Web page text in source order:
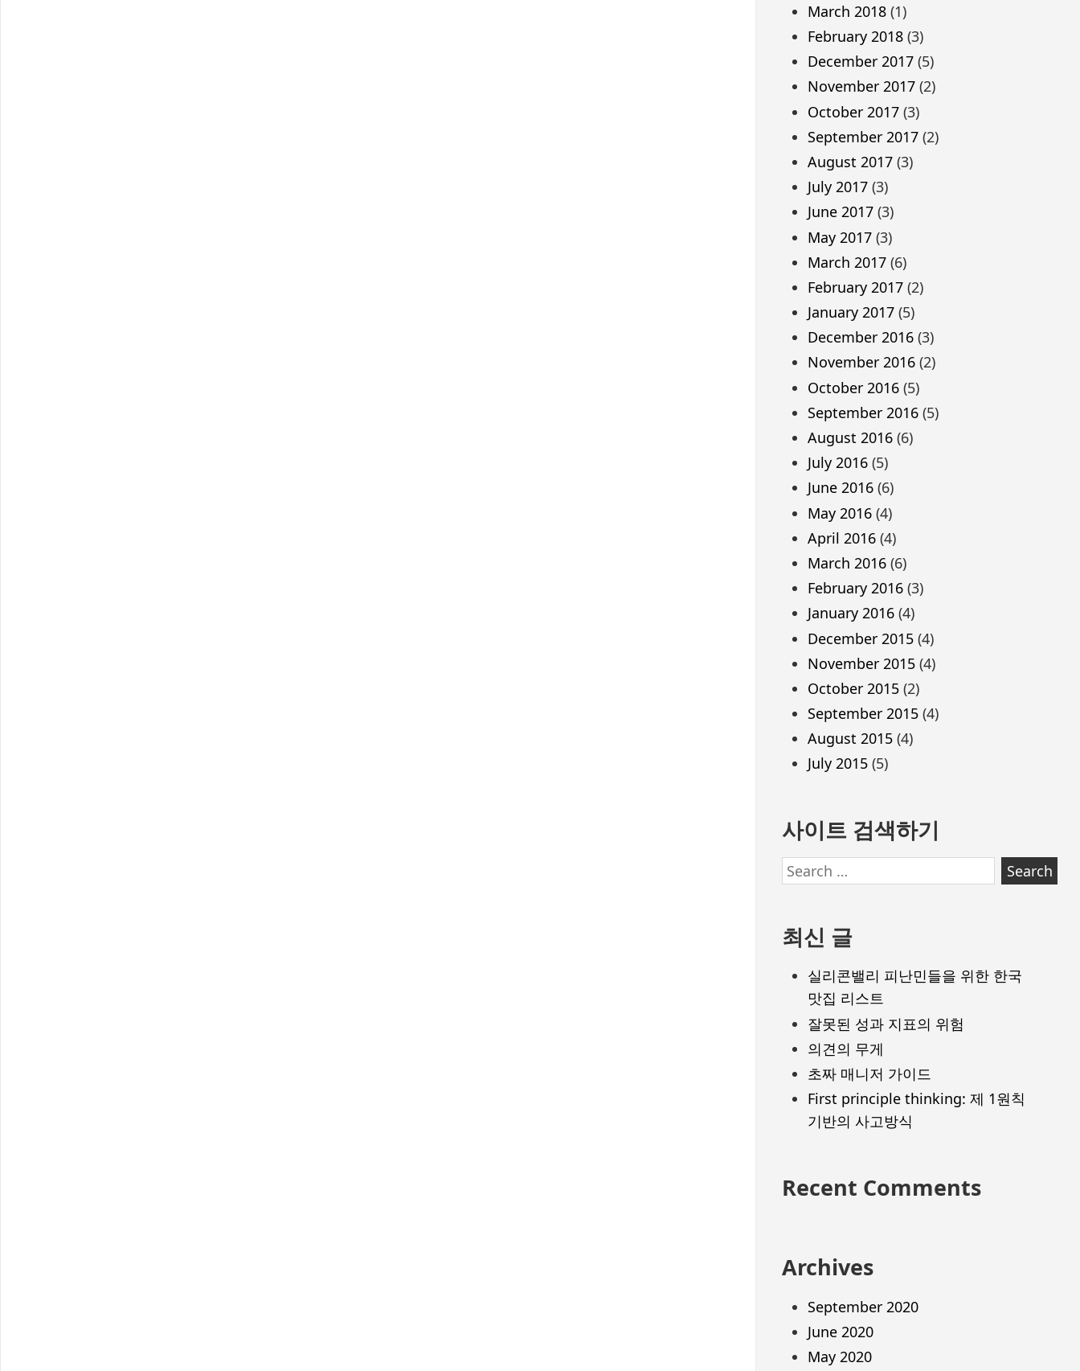
March 2018(1)
February 2018(3)
December 2017(5)
November 2017(2)
October 2017(3)
September 2017(2)
August 2017(3)
July 2017(3)
June 2017(3)
May 2017(3)
March 2017(6)
February 2017(2)
January 2017(5)
December 2016(3)
November 2016(2)
October 2016(5)
September 2016(5)
August 2016(6)
July 2016(5)
June 2016(6)
May 2016(4)
April 2016(4)
March 2016(6)
February 2016(3)
January 2016(4)
December 2015(4)
November 2015(4)
October 2015(2)
September 2015(4)
August 2015(4)
July 2015(5)
사이트 검색하기
Search
for:
최신 글
실리콘밸리 피난민들을 위한 한국
맛집 리스트
잘못된 성과 지표의 위험
의견의 무게
초짜 매니저 가이드
First principle thinking: 제 1원칙
기반의 사고방식
Recent Comments
Archives
September 2020
June 2020
May 2020